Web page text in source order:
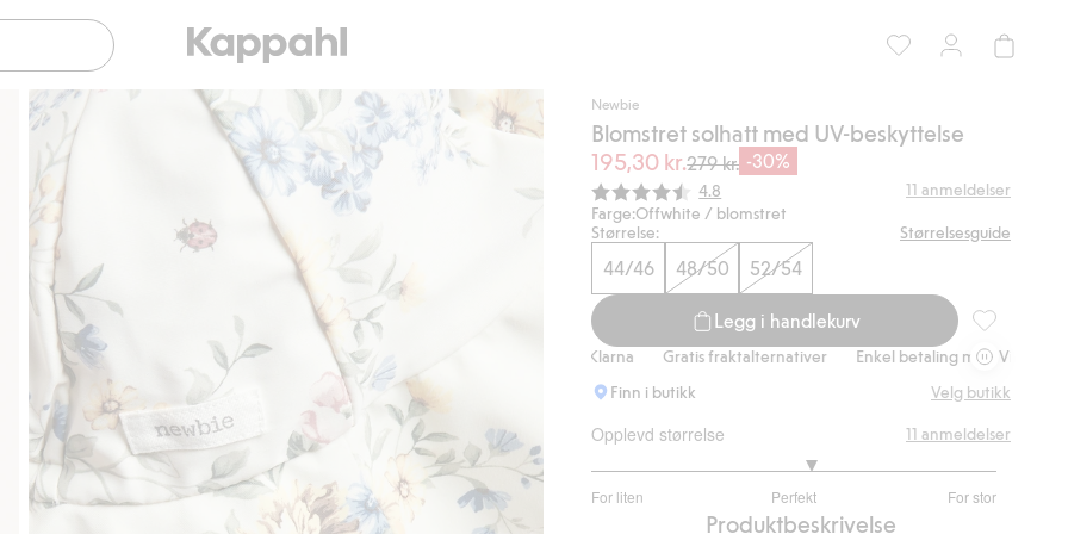
Newbie
Blomstret solhatt med UV-beskyttelse
195,30 kr.279 kr. -30%
Gjennomsnittskarakter:
4.8 11 anmeldelser
Farge:Offwhite / blomstret
Størrelse:
Størrelsesguide
44/46 48/50 52/54
Legg i handlekurv
Blomstret
Gratis fraktalternativer Enkel betaling med Vipps & Klarna Gratis fraktalternativer
Enkel betaling med Vipps & Klarna
Finn i butikk
Velg butikk
Opplevd størrelse
For liten Perfekt For stor
av
11 anmeldelser
Produktbeskrivelse